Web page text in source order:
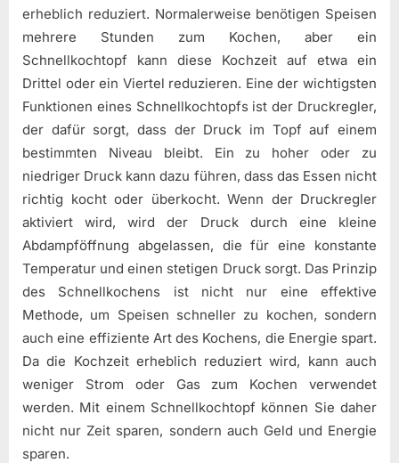
erheblich reduziert. Normalerweise benötigen Speisen
mehrere Stunden zum Kochen, aber ein
Schnellkochtopf kann diese Kochzeit auf etwa ein
Drittel oder ein Viertel reduzieren. Eine der wichtigsten
Funktionen eines Schnellkochtopfs ist der Druckregler,
der dafür sorgt, dass der Druck im Topf auf einem
bestimmten Niveau bleibt. Ein zu hoher oder zu
niedriger Druck kann dazu führen, dass das Essen nicht
richtig kocht oder überkocht. Wenn der Druckregler
aktiviert wird, wird der Druck durch eine kleine
Abdampföffnung abgelassen, die für eine konstante
Temperatur und einen stetigen Druck sorgt. Das Prinzip
des Schnellkochens ist nicht nur eine effektive
Methode, um Speisen schneller zu kochen, sondern
auch eine effiziente Art des Kochens, die Energie spart.
Da die Kochzeit erheblich reduziert wird, kann auch
weniger Strom oder Gas zum Kochen verwendet
werden. Mit einem Schnellkochtopf können Sie daher
nicht nur Zeit sparen, sondern auch Geld und Energie
sparen.